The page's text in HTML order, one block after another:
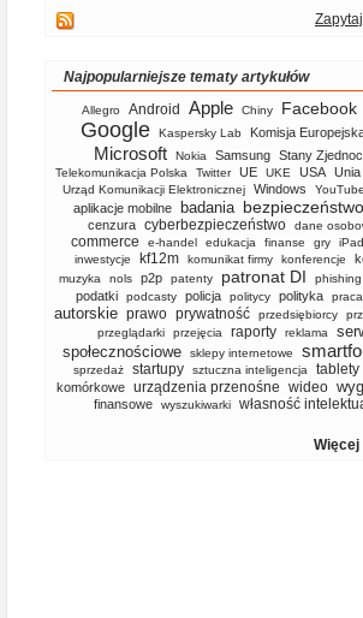
Najpopularniejsze tematy artykułów
Allegro Android Apple Chiny Facebook
Google Kaspersky Lab Komisja
Microsoft Nokia Samsung Stany
Telekomunikacja Polska Twitter UE UKE USA
Urząd Komunikacji Elektronicznej Windows YouTube
aplikacje mobilne badania bezpieczeństwo
cenzura cyberbezpieczeństwo dane
commerce
e-handel edukacja finanse gry iPad
inwestycje kf12m komunikat firmy konferencje
muzyka nols p2p patenty patronat DI phishing
podatki podcasty policja politycy polityka praca
autorskie prawo prywatność przedsiębiorcy
przeglądarki
przejęcia raporty reklama
społecznościowe
sklepy internetowe
sprzedaż
startupy sztuczna inteligencja tablety
komórkowe
urządzenia przenośne wideo
finansowe
wyszukiwarki własność
Więcej